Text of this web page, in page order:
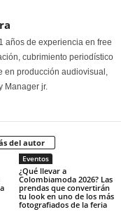
años de experiencia en free
cubrimiento periodístico
en producción audiovisual,
Manager jr.
del autor
Eventos
¿Qué llevar a
Colombiamoda 2026? Las
prendas que convertirán
tu look en uno de los más
fotografiados de la feria